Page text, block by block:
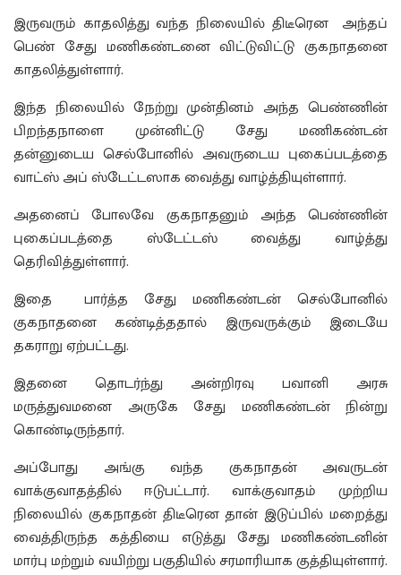
இருவரும் காதலித்து வந்த நிலையில் திடீரென அந்தப்
பெண் சேது மணிகண்டனை விட்டுவிட்டு குகநாதனை
காதலித்துள்ளார்.
இந்த நிலையில் நேற்று முன்தினம் அந்த பெண்ணின்
பிறந்தநாளை முன்னிட்டு சேது மணிகண்டன்
தன்னுடைய செல்போனில் அவருடைய புகைப்படத்தை
வாட்ஸ் அப் ஸ்டேட்டஸாக வைத்து வாழ்த்தியுள்ளார்.
அதனைப் போலவே குகநாதனும் அந்த பெண்ணின்
புகைப்படத்தை ஸ்டேட்டஸ் வைத்து வாழ்த்து
தெரிவித்துள்ளார்.
இதை பார்த்த சேது மணிகண்டன் செல்போனில்
குகநாதனை கண்டித்ததால் இருவருக்கும் இடையே
தகராறு ஏற்பட்டது.
இதனை தொடர்ந்து அன்றிரவு பவானி அரசு
மருத்துவமனை அருகே சேது மணிகண்டன் நின்று
கொண்டிருந்தார்.
அப்போது அங்கு வந்த குகநாதன் அவருடன்
வாக்குவாதத்தில் ஈடுபட்டார். வாக்குவாதம் முற்றிய
நிலையில் குகநாதன் திடீரென தான் இடுப்பில் மறைத்து
வைத்திருந்த கத்தியை எடுத்து சேது மணிகண்டனின்
மார்பு மற்றும் வயிற்று பகுதியில் சரமாரியாக குத்தியுள்ளார்.